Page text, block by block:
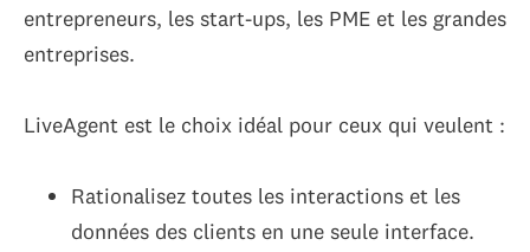
entrepreneurs, les start-ups, les PME et les grandes
entreprises.
LiveAgent est le choix idéal pour ceux qui veulent :
Rationalisez toutes les interactions et les
données des clients en une seule interface.